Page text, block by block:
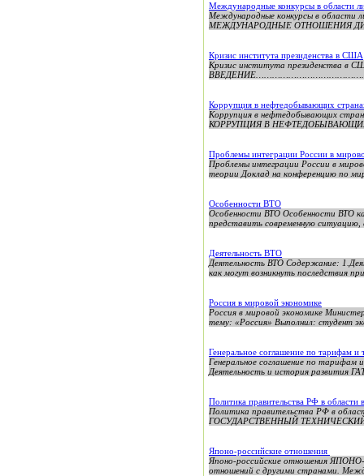
Международные конкурсы в области
Международные конкурсы в
МЕЖДУНАРОДНЫЕ ОТНОШЕНИЯ
Кризис института президенства в США
Кризис института
Коррупция в нефтедобывающих
Коррупция в нефтедобывающих
КОРРУПЦИЯ В НЕФТЕДОБЫВАЮЩИХ
Проблемы интеграции России в
Проблемы интеграции России в
теории Доклад на конференцию по
Особенности ВТО
Особенности ВТО Особенности ВТО
представить современную
Деятельность ВТО
Деятельность ВТО Содержание:
как могут возникнуть последствия
Россия в мировой экономике
Россия в мировой экономике
тему: «Россия» Выполнил: студент
Генеральное соглашение по тарифам и
Генеральное соглашение по
Деятельность и история
Политика правительства РФ в
Политика правительства РФ в
ГОСУДАРСТВЕННЫЙ
Японо-российские отношения
Японо-российские отношения
отношений с другими странами.